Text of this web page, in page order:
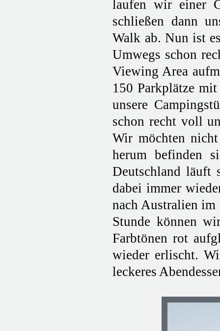
laufen wir einer
schließen dann
Walk ab. Nun ist
Umwegs schon
Viewing Area
150 Parkplätze
unsere
schon recht voll
Wir möchten
herum befinden
Deutschland läuft
dabei immer
nach Australien im
Stunde können
Farbtönen rot
wieder erlischt.
leckeres